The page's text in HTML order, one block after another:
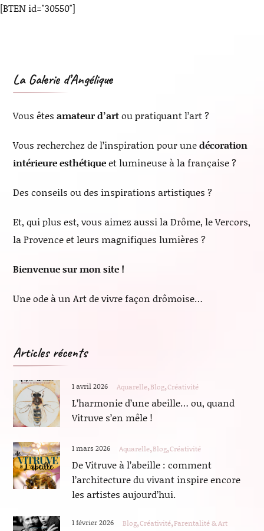
[BTEN id="30550"]
La Galerie d’Angélique
Vous êtesamateur d’artou pratiquant l’art ?
Vous recherchez de l’inspiration pour unedécoration
intérieure esthétiqueet lumineuse à la française ?
Des conseils ou des inspirations artistiques ?
Et, qui plus est, vous aimez aussi la Drôme, le Vercors,
la Provence et leurs magnifiques lumières ?
Bienvenue sur mon site !
Une ode à un Art de vivre façon drômoise…
Articles récents
Aquarelle Blog Créativité
L’harmonie d’une abeille… ou, quand
Vitruve s’en mêle !
1 avril 2026
Aquarelle Blog Créativité
De Vitruve à l’abeille : comment
l’architecture du vivant inspire encore
les artistes aujourd’hui.
1 mars 2026
Blog Créativité Parentalité & Art
1 février 2026